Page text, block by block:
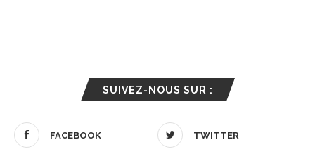
SUIVEZ-NOUS SUR :
FACEBOOK TWITTER